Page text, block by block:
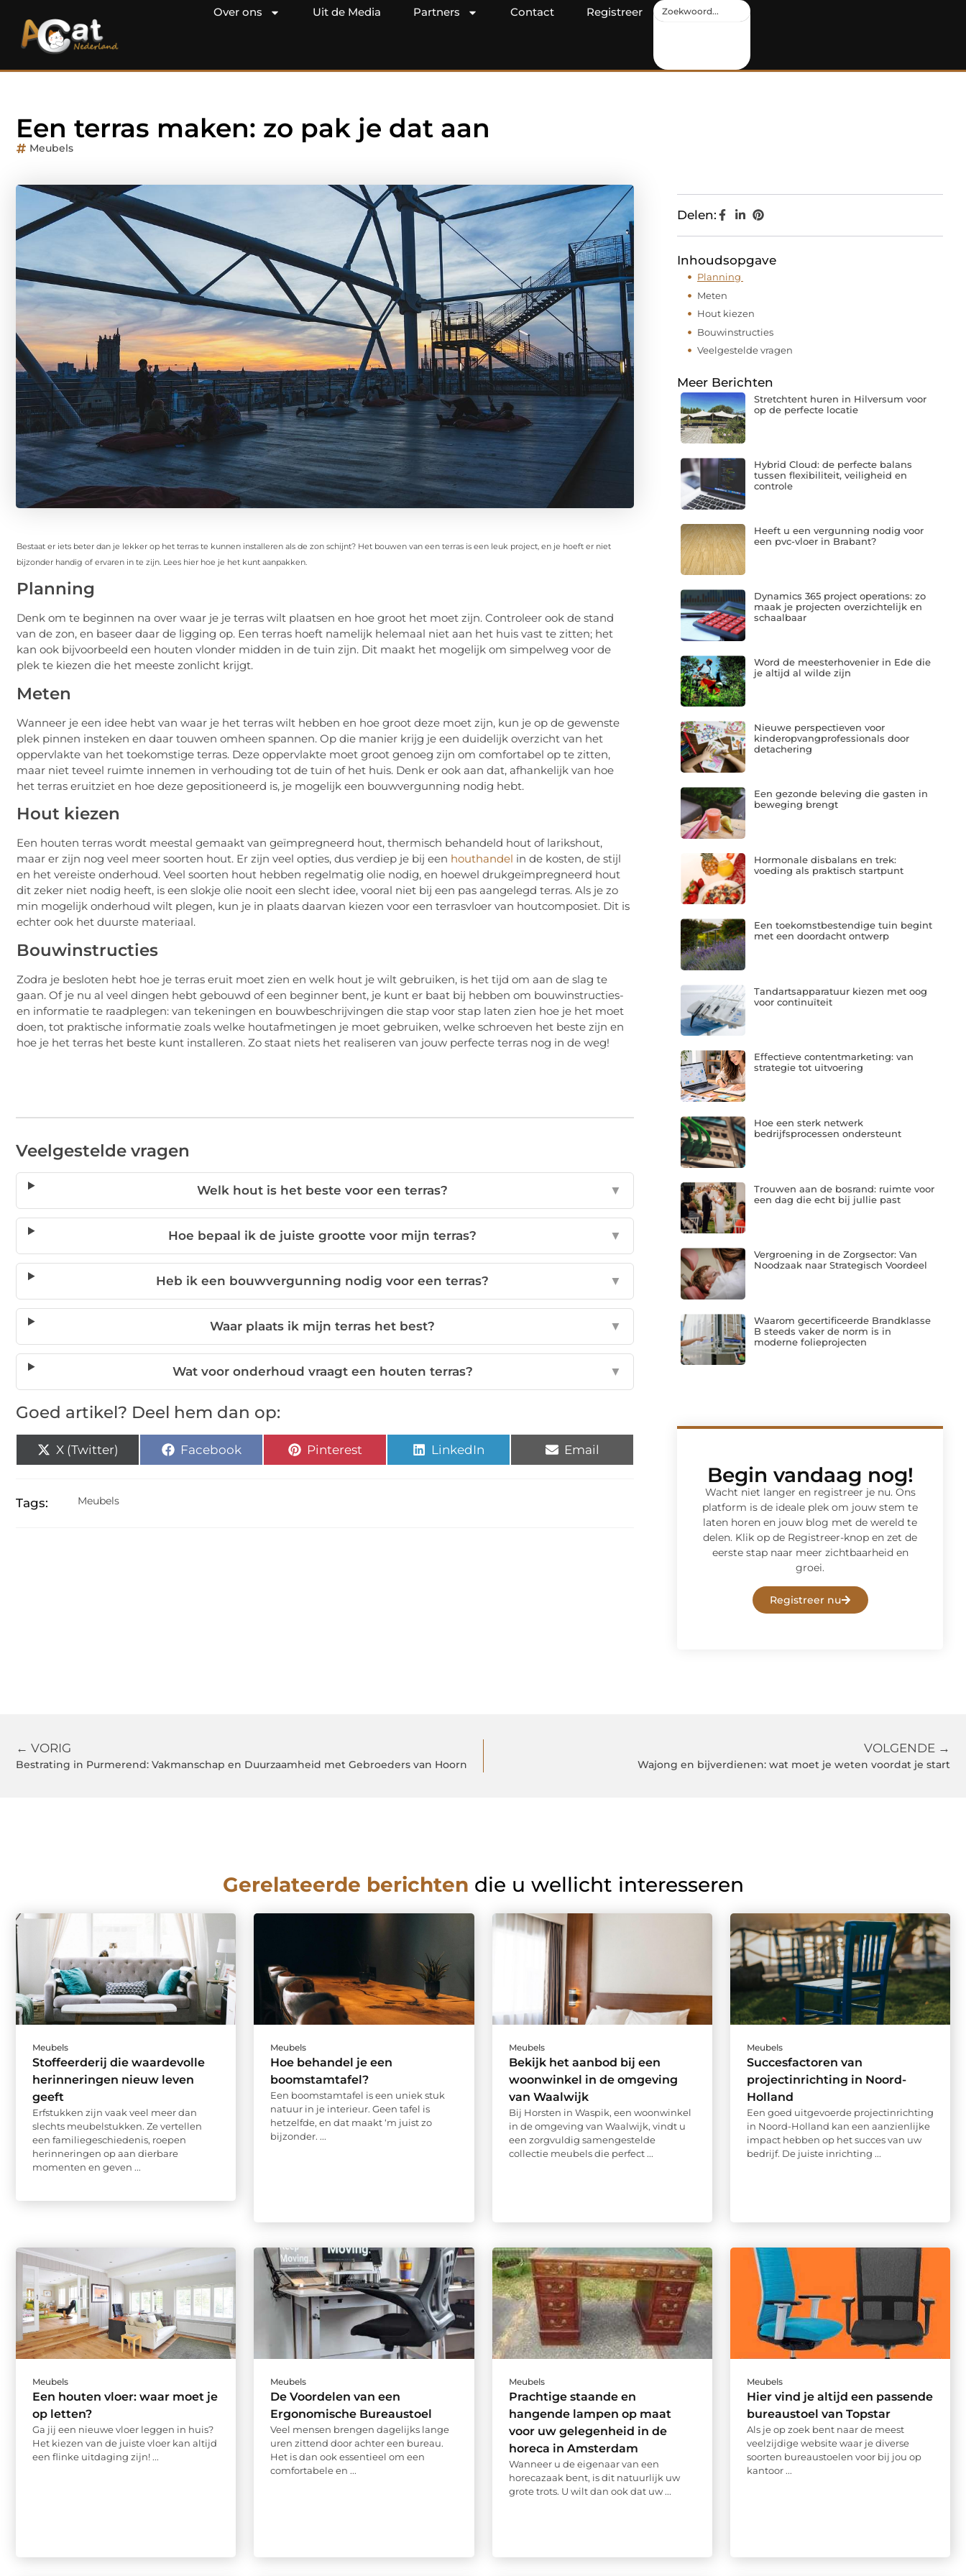
Over ons Uit de Media Partners Contact Registreer
Een terras maken: zo pak je dat aan
Meubels
Bestaat er iets beter dan je lekker op het terras te kunnen installeren als de zon schijnt? Het bouwen van een terras is een leuk project, en je hoeft er niet
bijzonder handig of ervaren in te zijn. Lees hier hoe je het kunt aanpakken.
Planning
Denk om te beginnen na over waar je je terras wilt plaatsen en hoe groot het moet zijn. Controleer ook de stand
van de zon, en baseer daar de ligging op. Een terras hoeft namelijk helemaal niet aan het huis vast te zitten; het
kan ook bijvoorbeeld een houten vlonder midden in de tuin zijn. Dit maakt het mogelijk om simpelweg voor de
plek te kiezen die het meeste zonlicht krijgt.
Meten
Wanneer je een idee hebt van waar je het terras wilt hebben en hoe groot deze moet zijn, kun je op de gewenste
plek pinnen insteken en daar touwen omheen spannen. Op die manier krijg je een duidelijk overzicht van het
oppervlakte van het toekomstige terras. Deze oppervlakte moet groot genoeg zijn om comfortabel op te zitten,
maar niet teveel ruimte innemen in verhouding tot de tuin of het huis. Denk er ook aan dat, afhankelijk van hoe
het terras eruitziet en hoe deze gepositioneerd is, je mogelijk een bouwvergunning nodig hebt.
Hout kiezen
Een houten terras wordt meestal gemaakt van geïmpregneerd hout, thermisch behandeld hout of larikshout,
maar er zijn nog veel meer soorten hout. Er zijn veel opties, dus verdiep je bij een houthandel in de kosten, de stijl
en het vereiste onderhoud. Veel soorten hout hebben regelmatig olie nodig, en hoewel drukgeïmpregneerd hout
dit zeker niet nodig heeft, is een slokje olie nooit een slecht idee, vooral niet bij een pas aangelegd terras. Als je zo
min mogelijk onderhoud wilt plegen, kun je in plaats daarvan kiezen voor een terrasvloer van houtcomposiet. Dit is
echter ook het duurste materiaal.
Bouwinstructies
Zodra je besloten hebt hoe je terras eruit moet zien en welk hout je wilt gebruiken, is het tijd om aan de slag te
gaan. Of je nu al veel dingen hebt gebouwd of een beginner bent, je kunt er baat bij hebben om bouwinstructies-
en informatie te raadplegen: van tekeningen en bouwbeschrijvingen die stap voor stap laten zien hoe je het moet
doen, tot praktische informatie zoals welke houtafmetingen je moet gebruiken, welke schroeven het beste zijn en
hoe je het terras het beste kunt installeren. Zo staat niets het realiseren van jouw perfecte terras nog in de weg!
Veelgestelde vragen
Welk hout is het beste voor een terras? ▼
Hoe bepaal ik de juiste grootte voor mijn terras? ▼
Heb ik een bouwvergunning nodig voor een terras? ▼
Waar plaats ik mijn terras het best? ▼
Wat voor onderhoud vraagt een houten terras? ▼
Goed artikel? Deel hem dan op:
X (Twitter) Facebook Pinterest LinkedIn Email
Tags: Meubels
Delen:
Inhoudsopgave
Planning
Meten
Hout kiezen
Bouwinstructies
Veelgestelde vragen
Meer Berichten
Stretchtent huren in Hilversum voor
op de perfecte locatie
Hybrid Cloud: de perfecte balans
tussen flexibiliteit, veiligheid en
controle
Heeft u een vergunning nodig voor
een pvc-vloer in Brabant?
Dynamics 365 project operations: zo
maak je projecten overzichtelijk en
schaalbaar
Word de meesterhovenier in Ede die
je altijd al wilde zijn
Nieuwe perspectieven voor
kinderopvangprofessionals door
detachering
Een gezonde beleving die gasten in
beweging brengt
Hormonale disbalans en trek:
voeding als praktisch startpunt
Een toekomstbestendige tuin begint
met een doordacht ontwerp
Tandartsapparatuur kiezen met oog
voor continuïteit
Effectieve contentmarketing: van
strategie tot uitvoering
Hoe een sterk netwerk
bedrijfsprocessen ondersteunt
Trouwen aan de bosrand: ruimte voor
een dag die echt bij jullie past
Vergroening in de Zorgsector: Van
Noodzaak naar Strategisch Voordeel
Waarom gecertificeerde Brandklasse
B steeds vaker de norm is in
moderne folieprojecten
Begin vandaag nog!
Wacht niet langer en registreer je nu. Ons
platform is de ideale plek om jouw stem te
laten horen en jouw blog met de wereld te
delen. Klik op de Registreer-knop en zet de
eerste stap naar meer zichtbaarheid en
groei.
Registreer nu
← VORIG
Bestrating in Purmerend: Vakmanschap en Duurzaamheid met Gebroeders van Hoorn
VOLGENDE →
Wajong en bijverdienen: wat moet je weten voordat je start
Gerelateerde berichten die u wellicht interesseren
Meubels
Stoffeerderij die waardevolle
herinneringen nieuw leven
geeft
Erfstukken zijn vaak veel meer dan
slechts meubelstukken. Ze vertellen
een familiegeschiedenis, roepen
herinneringen op aan dierbare
momenten en geven ...
Meubels
Hoe behandel je een
boomstamtafel?
Een boomstamtafel is een uniek stuk
natuur in je interieur. Geen tafel is
hetzelfde, en dat maakt ‘m juist zo
bijzonder. ...
Meubels
Bekijk het aanbod bij een
woonwinkel in de omgeving
van Waalwijk
Bij Horsten in Waspik, een woonwinkel
in de omgeving van Waalwijk, vindt u
een zorgvuldig samengestelde
collectie meubels die perfect ...
Meubels
Succesfactoren van
projectinrichting in Noord-
Holland
Een goed uitgevoerde projectinrichting
in Noord-Holland kan een aanzienlijke
impact hebben op het succes van uw
bedrijf. De juiste inrichting ...
Meubels
Een houten vloer: waar moet je
op letten?
Ga jij een nieuwe vloer leggen in huis?
Het kiezen van de juiste vloer kan altijd
een flinke uitdaging zijn! ...
Meubels
De Voordelen van een
Ergonomische Bureaustoel
Veel mensen brengen dagelijks lange
uren zittend door achter een bureau.
Het is dan ook essentieel om een
comfortabele en ...
Meubels
Prachtige staande en
hangende lampen op maat
voor uw gelegenheid in de
horeca in Amsterdam
Wanneer u de eigenaar van een
horecazaak bent, is dit natuurlijk uw
grote trots. U wilt dan ook dat uw ...
Meubels
Hier vind je altijd een passende
bureaustoel van Topstar
Als je op zoek bent naar de meest
veelzijdige website waar je diverse
soorten bureaustoelen voor bij jou op
kantoor ...